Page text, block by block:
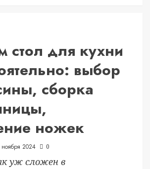
стол для кухни
выбор
сборка
ножек
2024 0
уж сложен в